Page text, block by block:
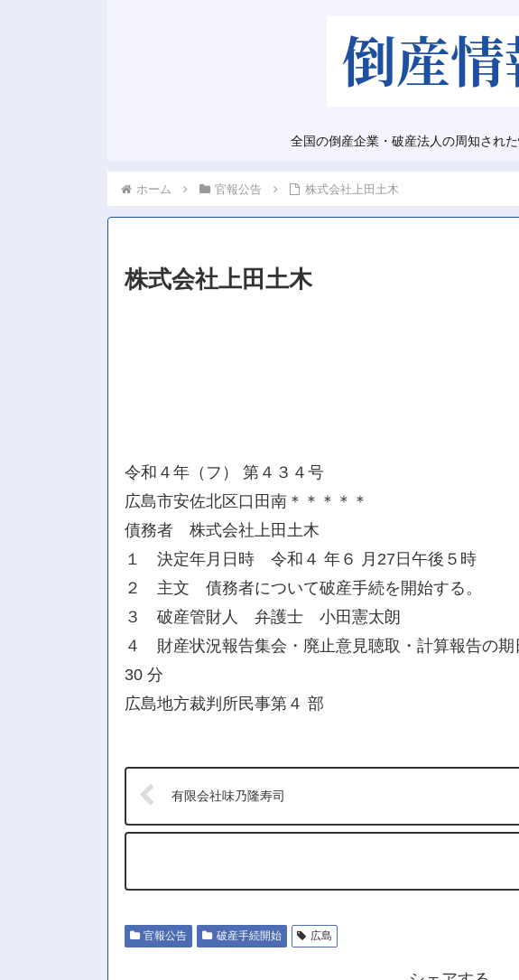
全国の倒産企業・破産法人の周知され
ホーム 官報公告 株式会社上田土木
株式会社上田土木
令和４年（フ） 第４３４号
広島市安佐北区口田南＊＊＊＊＊
債務者 株式会社上田土木
１ 決定年月日時 令和４ 年６ 月27日午後５時
２ 主文 債務者について破産手続を開始する。
３ 破産管財人 弁護士 小田憲太朗
４ 財産状況報告集会・廃止意見聴取・計算報告の
30 分
広島地方裁判所民事第４ 部
有限会社味乃隆寿司
官報公告 破産手続開始 広島